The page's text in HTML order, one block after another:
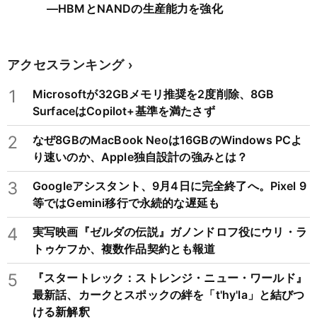
―HBMとNANDの生産能力を強化
アクセスランキング
1
Microsoftが32GBメモリ推奨を2度削除、8GB
SurfaceはCopilot+基準を満たさず
2
なぜ8GBのMacBook Neoは16GBのWindows PCよ
り速いのか、Apple独自設計の強みとは？
3
Googleアシスタント、9月4日に完全終了へ。Pixel 9
等ではGemini移行で永続的な遅延も
4
実写映画『ゼルダの伝説』ガノンドロフ役にウリ・ラ
トゥケフか、複数作品契約とも報道
5
『スタートレック：ストレンジ・ニュー・ワールド』
最新話、カークとスポックの絆を「t'hy'la」と結びつ
ける新解釈